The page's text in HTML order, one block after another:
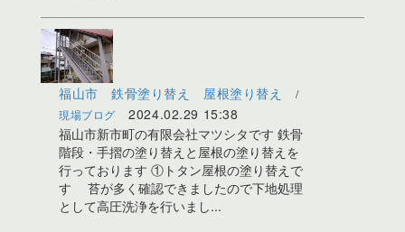
福山市 鉄骨塗り替え 屋根塗り替え
現場ブログ
2024.02.29 15:38
福山市新市町の有限会社マツシタです 鉄骨
階段・手摺の塗り替えと屋根の塗り替えを
行っております ①トタン屋根の塗り替えで
す 苔が多く確認できましたので下地処理
として高圧洗浄を行いまし...